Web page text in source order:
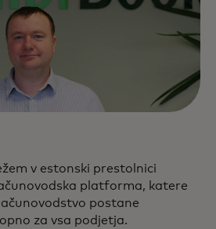
v estonski prestolnici
platforma, katere
postane
za vsa podjetja.